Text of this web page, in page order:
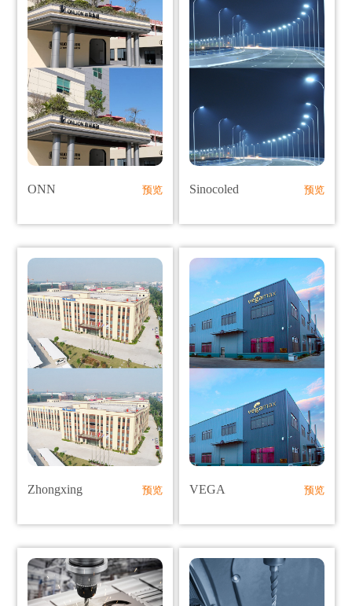
预览
ONN 预览
Sinocoled
预览
Zhongxing 预览
VEGA